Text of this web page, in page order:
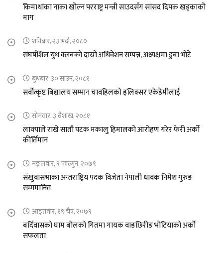
किमाथांका नाका खोल्न परराष्ट्र मन्त्री साउदसँग सांसद दिपक खड्काको
माग
शनिबार, २३ भदौ, २०८०
संघर्षशिल युथ क्लबको दास्रो अधिवेशन सम्पन्न, अध्यक्षमा डुबा भोटे
बुधबार, ३० साउन, २०८१
सर्वोत्कृष्ट बिद्यालय सम्मान चावहिलको इलिक्सर एकेडेमीलाई
सोमवार, ३ बैशाख, २०८१
लाक्पाले राखे सातौ पटक मकालु हिमालको आरोहण गरेर फेरी अर्को
कीर्तिमान
मङ्लबार, ९ फाल्गुन, २०७९
संखुवासभाका अन्तराष्ट्रिय पदक विजेता नेपाली धावक निमेश गुरुङ
सम्ममानित
आइतवार, १९ चैत्र, २०७९
बर्दिवासको घाम बोलको गितमा गायक वाङछिरीङ भोटियाको अर्को
सफलता